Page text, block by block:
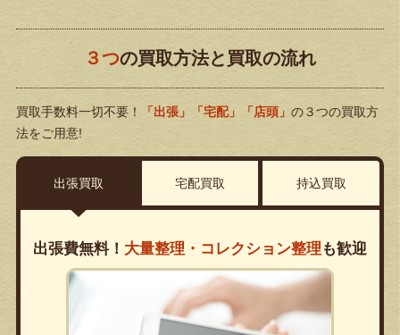
３つの買取方法と買取の流れ
買取手数料一切不要！ 「出張」「宅配」「店頭」 の３つの買取方
法をご用意!
出張買取 宅配買取 持込買取
出張費無料！ 大量整理・コレクション整理 も歓迎